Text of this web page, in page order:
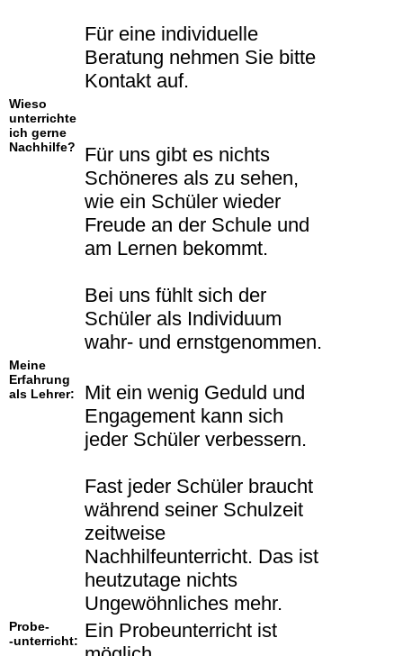
Für eine individuelle
Beratung nehmen Sie bitte
Kontakt auf.
Wieso
unterrichte
ich gerne
Nachhilfe?
Für uns gibt es nichts
Schöneres als zu sehen,
wie ein Schüler wieder
Freude an der Schule und
am Lernen bekommt.
Bei uns fühlt sich der
Schüler als Individuum
wahr- und ernstgenommen.
Meine
Erfahrung
als Lehrer:
Mit ein wenig Geduld und
Engagement kann sich
jeder Schüler verbessern.
Fast jeder Schüler braucht
während seiner Schulzeit
zeitweise
Nachhilfeunterricht. Das ist
heutzutage nichts
Ungewöhnliches mehr.
Probe-
-unterricht: Ein Probeunterricht ist